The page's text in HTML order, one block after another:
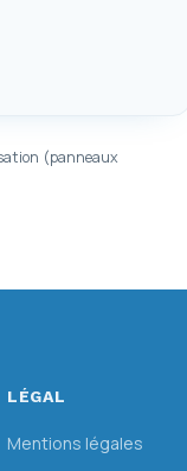
(panneaux
LÉGAL
Mentions légales